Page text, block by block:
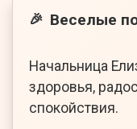
🎉 Веселые
Начальница
здоровья,
спокойствия.